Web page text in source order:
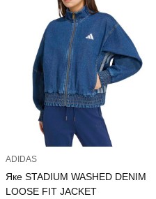
ADIDAS
Яке STADIUM WASHED DENIM
LOOSE FIT JACKET